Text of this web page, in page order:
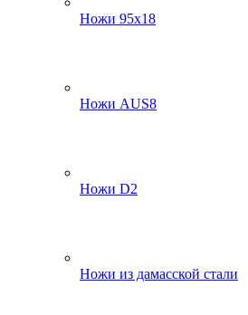
Ножи 95х18
Ножи AUS8
Ножи D2
Ножи из дамасской стали